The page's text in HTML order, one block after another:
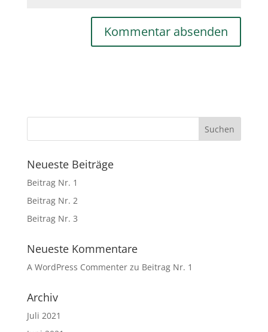
Neueste Beiträge
Beitrag Nr. 1
Beitrag Nr. 2
Beitrag Nr. 3
Neueste Kommentare
A WordPress Commenterzu Beitrag Nr. 1
Archiv
Juli 2021